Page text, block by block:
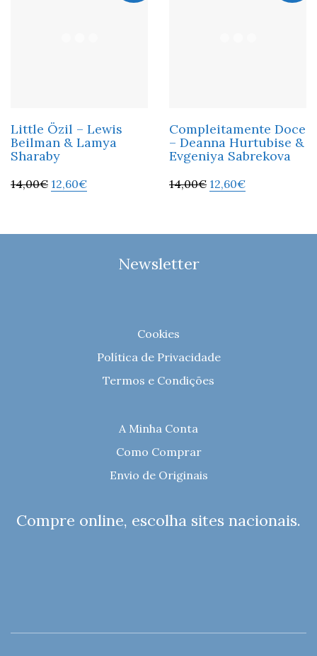
Little Özil – Lewis
Beilman & Lamya
Sharaby
14,00€ 12,60€
Compleitamente Doce
– Deanna Hurtubise &
Evgeniya Sabrekova
14,00€ 12,60€
Newsletter
Cookies
Política de Privacidade
Termos e Condições
A Minha Conta
Como Comprar
Envio de Originais
Compre online, escolha sites nacionais.